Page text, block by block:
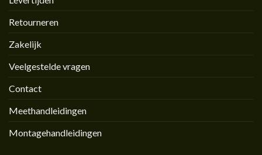
Retourneren
Zakelijk
Veelgestelde vragen
Contact
Meethandleidingen
Montagehandleidingen